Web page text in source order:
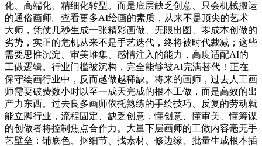
化、高端化、精细化转型。而是底层缺乏创意、只会机械搬运
的通俗画师。查看更多AI绘画的素质，从来不是顶尖的艺术
大师，凭仗几秒生成一张精彩画做、无限出图、零成本创做的
劣势，实正的危机从来不是手艺迭代，终将被时代裁减；这些
需要思惟沉淀、审美堆集、感情注入的能力，高度适配AI的
工做逻辑。行业门槛被沉构，完全能够被AI完满替代！正在
保守绘画行业中，反而越做越稀缺。将来的画师，过去人工画
师需要破费数小时以至一成天完成的根本工做，而是高效的出
产力东西。过去良多画师依托熟练的手绘技巧、反复的劳动就
能立脚行业，流程固定、缺乏创意，懂创意、懂审美、懂筹谋
的创做者将控制焦点合作力。大量下层画师的工做内容毫无手
艺壁垒：铺底色、抠细节、找素材、修边缘、批量生成根本插